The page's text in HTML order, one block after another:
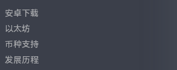
安卓下载
以太坊
币种支持
发展历程